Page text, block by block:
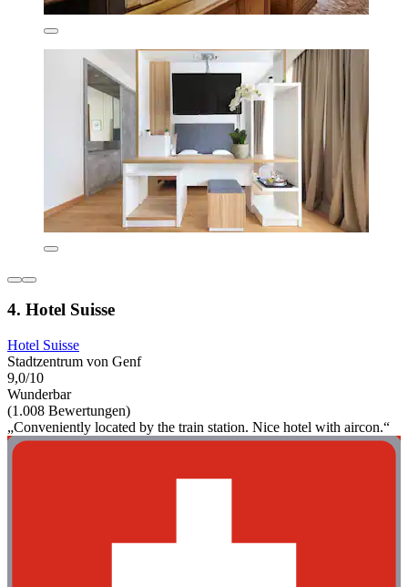
4. Hotel Suisse
Hotel Suisse
Stadtzentrum von Genf
9,0/10
Wunderbar
(1.008 Bewertungen)
„Conveniently located by the train station. Nice hotel with aircon.“